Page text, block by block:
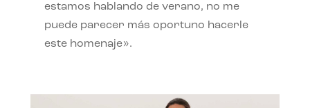
estamos hablando de verano, no me
puede parecer más oportuno hacerle
este homenaje».